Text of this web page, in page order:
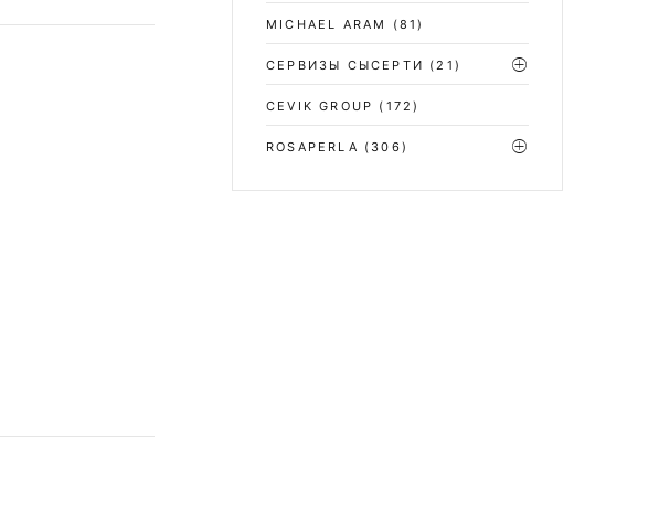
MICHAEL ARAM (81)
СЕРВИЗЫ СЫСЕРТИ (21)
CEVIK GROUP (172)
ROSAPERLA (306)